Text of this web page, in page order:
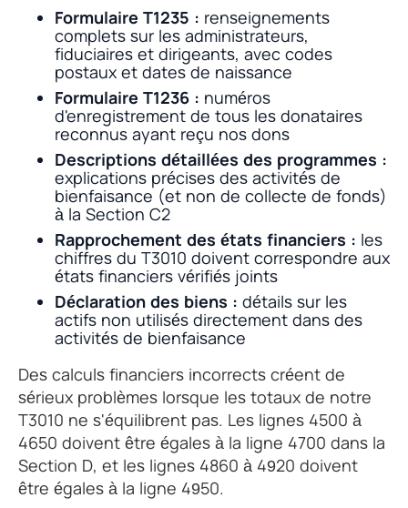
Formulaire T1235 : renseignements
complets sur les administrateurs,
fiduciaires et dirigeants, avec codes
postaux et dates de naissance
Formulaire T1236 : numéros
d'enregistrement de tous les donataires
reconnus ayant reçu nos dons
Descriptions détaillées des programmes :
explications précises des activités de
bienfaisance (et non de collecte de fonds)
à la Section C2
Rapprochement des états financiers : les
chiffres du T3010 doivent correspondre aux
états financiers vérifiés joints
Déclaration des biens : détails sur les
actifs non utilisés directement dans des
activités de bienfaisance
Des calculs financiers incorrects créent de
sérieux problèmes lorsque les totaux de notre
T3010 ne s'équilibrent pas. Les lignes 4500 à
4650 doivent être égales à la ligne 4700 dans la
Section D, et les lignes 4860 à 4920 doivent
être égales à la ligne 4950.